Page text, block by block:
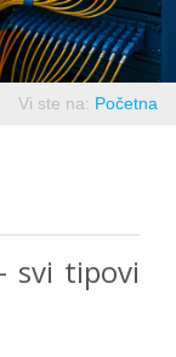
Vi ste na: Početna
svi tipovi